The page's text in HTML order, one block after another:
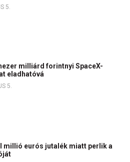
5.
milliárd forintnyi SpaceX-
eladhatóvá
5.
millió eurós jutalék miatt perlik a